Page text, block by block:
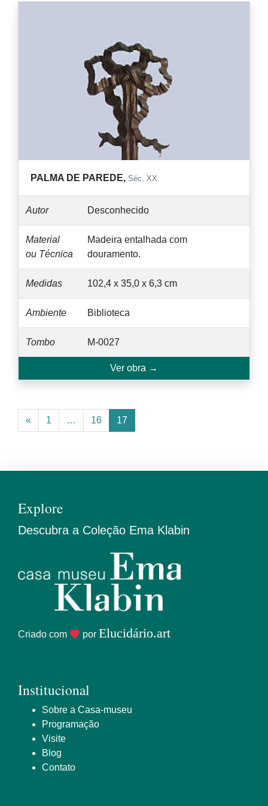
PALMA DE PAREDE, Séc. XX.
Autor Desconhecido
Material
ou Técnica
Madeira entalhada com
douramento.
Medidas 102,4 x 35,0 x 6,3 cm
Ambiente Biblioteca
Tombo M-0027
Ver obra →
« 1 … 16 17
Explore
Descubra a Coleção Ema Klabin
Criado com por Elucidário.art
Institucional
Sobre a Casa-museu
Programação
Visite
Blog
Contato